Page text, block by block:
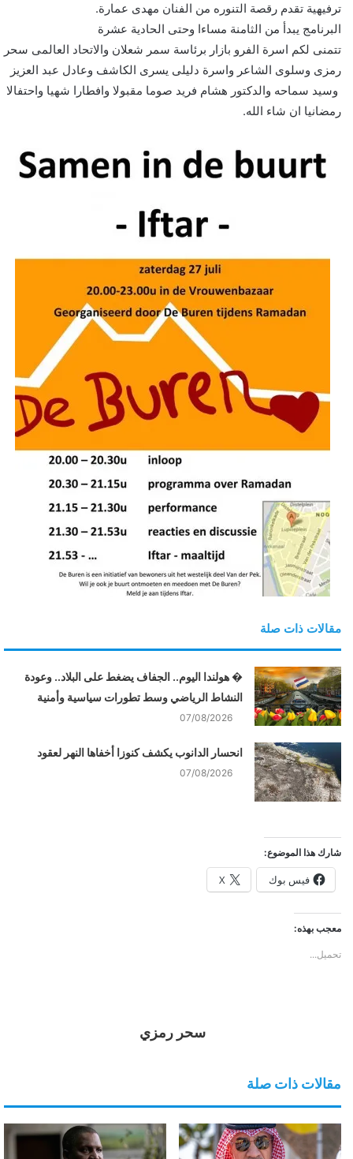
ترفيهية تقدم رقصة التنوره من الفنان مهدى عمارة.
البرنامج يبدأ من الثامنة مساءا وحتى الحادية عشرة
تتمنى لكم اسرة الفرو بازار برئاسة سمر شعلان والاتحاد العالمى سحر
رمزى وسلوى الشاعر واسرة دليلى يسرى الكاشف وعادل عبد العزيز
وسيد سماحه والدكتور هشام فريد صوما مقبولا وافطارا شهيا واحتفالا
رمضانيا ان شاء الله.
مقالات ذات صلة
� هولندا اليوم.. الجفاف يضغط على البلاد.. وعودة
النشاط الرياضي وسط تطورات سياسية وأمنية
07/08/2026
انحسار الدانوب يكشف كنوزا أخفاها النهر لعقود
07/08/2026
شارك هذا الموضوع:
فيس بوك X
معجب بهذه:
تحميل...
سحر رمزي
مقالات ذات صلة